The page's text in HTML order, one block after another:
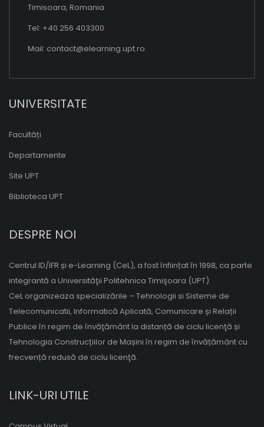
Timisoara, Romania
Tel: +40 256 403300
Mail: contact@elearning.upt.ro
UNIVERSITATE
Facultăți
Departamente
Site UPT
Biblioteca UPT
DESPRE NOI
Centrul ID/IFR și e-Learning (CeL), a fost înființat în 1998, ca parte
integrantă a Universităţii Politehnica Timişoara (UPT).
CeL organizeaza specializările – Tehnologii si Sisteme de
Telecomunicatii, Informatică Aplicată, Comunicare și Relații
Publice în regim de învăţământ la distanță de ciclu licenţă și
Tehnologia Construcțiilor de Mașini în regim de învățământ cu
frecvență redusă de ciclu licenţă.
LINK-URI UTILE